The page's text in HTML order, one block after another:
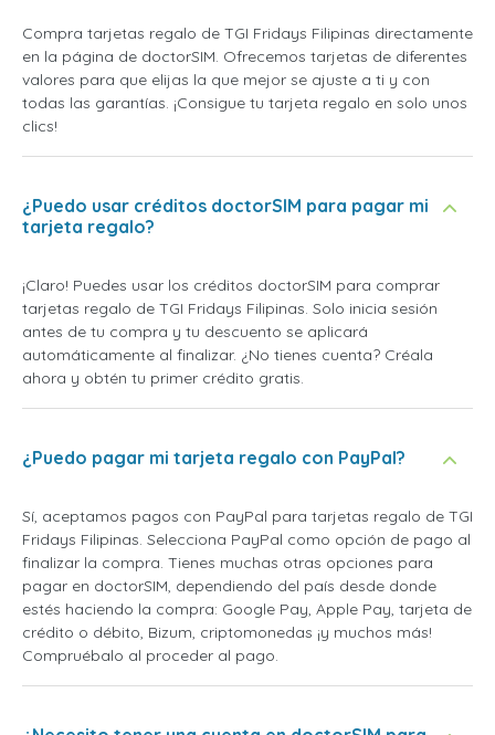
Compra tarjetas regalo de TGI Fridays Filipinas directamente
en la página de doctorSIM. Ofrecemos tarjetas de diferentes
valores para que elijas la que mejor se ajuste a ti y con
todas las garantías. ¡Consigue tu tarjeta regalo en solo unos
clics!
¿Puedo usar créditos doctorSIM para pagar mi
tarjeta regalo?
¡Claro! Puedes usar los créditos doctorSIM para comprar
tarjetas regalo de TGI Fridays Filipinas. Solo inicia sesión
antes de tu compra y tu descuento se aplicará
automáticamente al finalizar. ¿No tienes cuenta? Créala
ahora y obtén tu primer crédito gratis.
¿Puedo pagar mi tarjeta regalo con PayPal?
Sí, aceptamos pagos con PayPal para tarjetas regalo de TGI
Fridays Filipinas. Selecciona PayPal como opción de pago al
finalizar la compra. Tienes muchas otras opciones para
pagar en doctorSIM, dependiendo del país desde donde
estés haciendo la compra: Google Pay, Apple Pay, tarjeta de
crédito o débito, Bizum, criptomonedas ¡y muchos más!
Compruébalo al proceder al pago.